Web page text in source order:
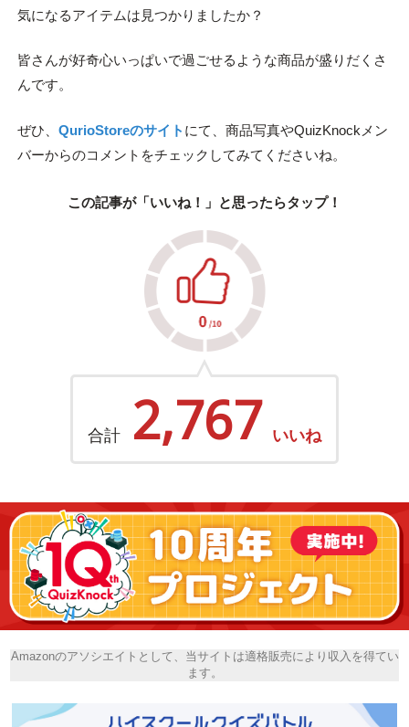
気になるアイテムは見つかりましたか？
皆さんが好奇心いっぱいで過ごせるような商品が盛りだくさ
んです。
ぜひ、 QurioStoreのサイト にて、商品写真やQuizKnockメン
バーからのコメントをチェックしてみてくださいね。
この記事が「いいね！」と思ったらタップ！
合計 2,767 いいね
Amazonのアソシエイトとして、当サイトは適格販売により収入を得てい
ます。